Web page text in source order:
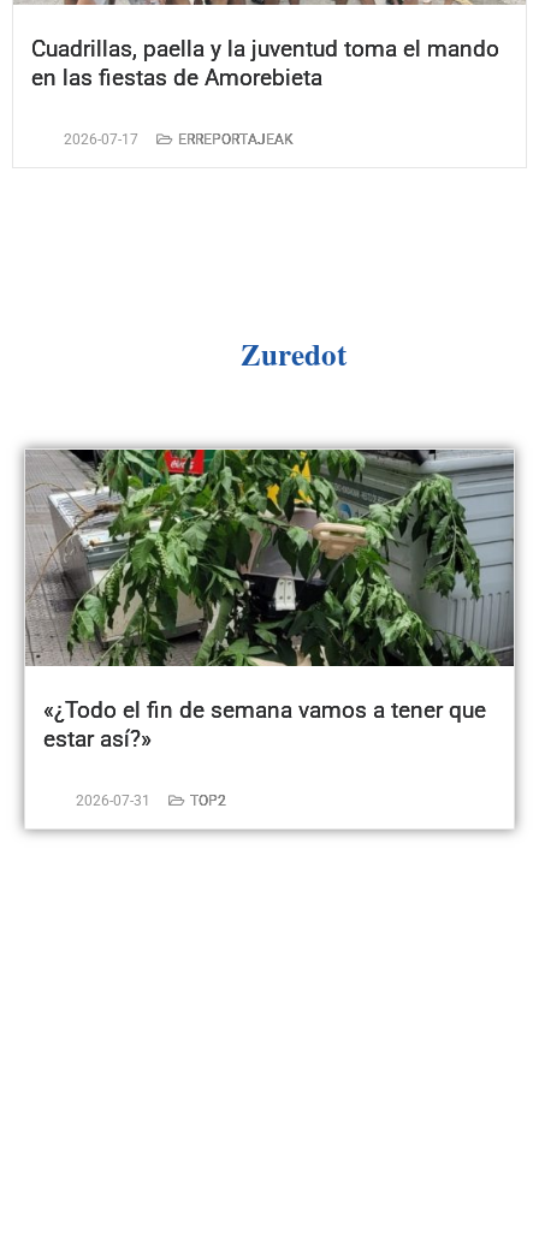
Cuadrillas, paella y la juventud toma el mando
en las fiestas de Amorebieta
2026-07-17 ERREPORTAJEAK
Zuredot
«¿Todo el fin de semana vamos a tener que
estar así?»
2026-07-31 TOP2